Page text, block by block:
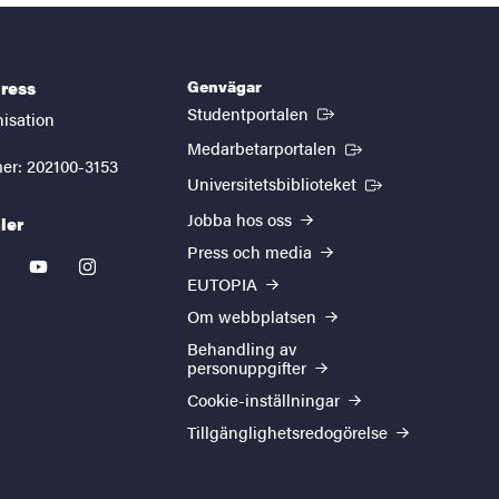
202100-3153
youtubeinstagram
Genvägar
Studentportalen (Extern länk)
Medarbetarportalen (Extern länk)
Universitetsbiblioteket (Extern länk)
Jobba hos oss
Press och media
EUTOPIA
Om webbplatsen
Behandling av
personuppgifter
Cookie-inställningar
Tillgänglighetsredogörelse